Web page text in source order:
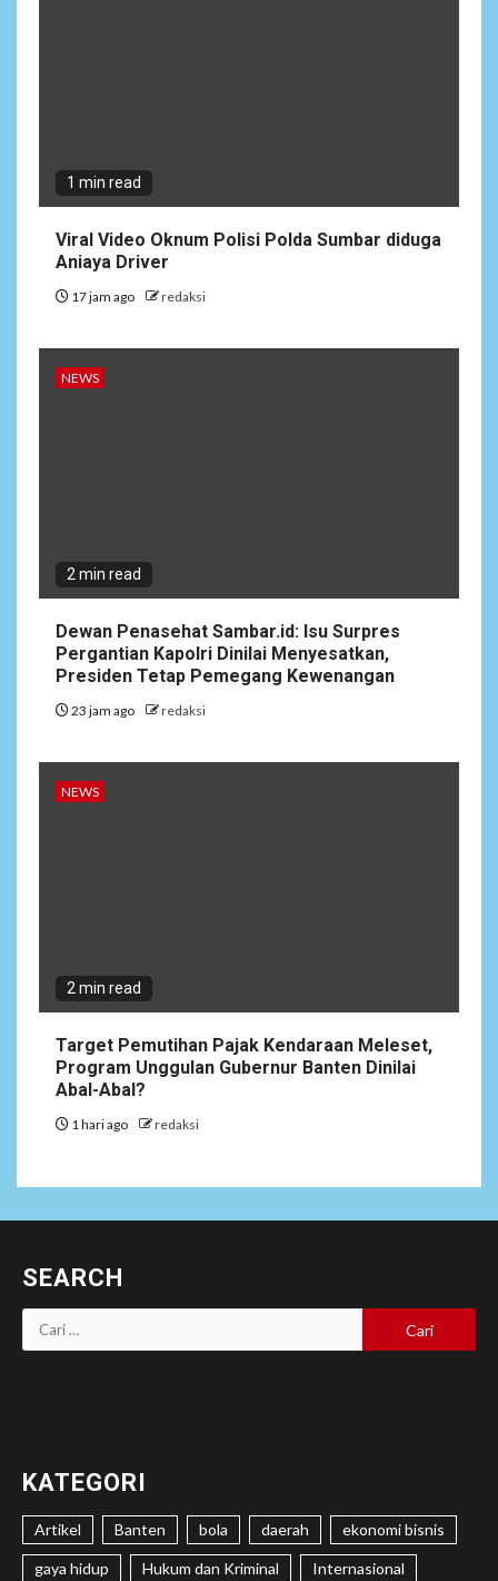
1 min read
Viral Video Oknum Polisi Polda Sumbar diduga
Aniaya Driver
17 jam ago redaksi
NEWS
2 min read
Dewan Penasehat Sambar.id: Isu Surpres
Pergantian Kapolri Dinilai Menyesatkan,
Presiden Tetap Pemegang Kewenangan
23 jam ago redaksi
NEWS
2 min read
Target Pemutihan Pajak Kendaraan Meleset,
Program Unggulan Gubernur Banten Dinilai
Abal-Abal?
1 hari ago redaksi
SEARCH
Cari
untuk:
KATEGORI
Artikel Banten bola daerah ekonomi bisnis
gaya hidup Hukum dan Kriminal Internasional